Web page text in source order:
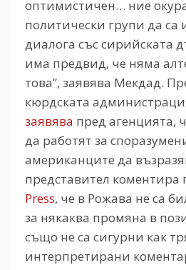
оптимистичен… ние
политически групи да са
диалога със сирийската
има предвид, че няма
това”, заявява Мекдад.
кюрдската
заявява пред агенцията,
да работят за
американците да
представител коментира
Press, че в Рожава не са
за някаква промяна в
също не са сигурни как
интерпретирани